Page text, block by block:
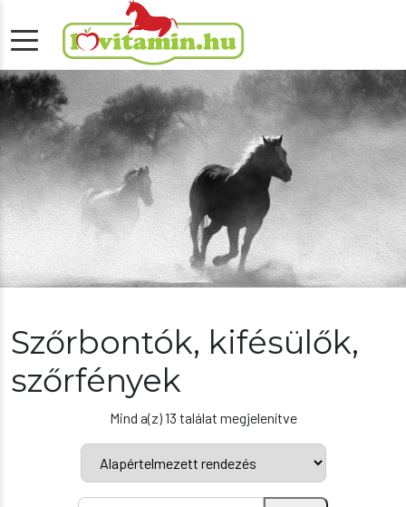
Szőrbontók, kifésülők,
szőrfények
Mind a(z) 13 találat megjelenítve